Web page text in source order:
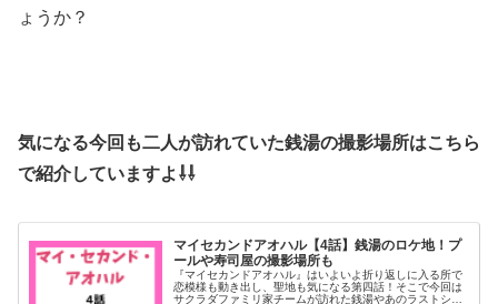
ょうか？
気になる今回も二人が訪れていた銭湯の撮影場所はこちら
で紹介していますよ⇩⇩
マイセカンドアオハル【4話】銭湯のロケ地！プ
ールや寿司屋の撮影場所も
『マイセカンドアオハル』はいよいよ折り返しに入る所で
恋模様も動き出し、聖地も気になる第四話！そこで今回は
サクラダファミリ家チームが訪れた銭湯やあのラストシー